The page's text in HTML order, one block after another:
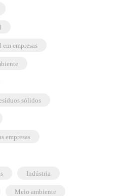
em empresas
sólidos
empresas
indústria
meio ambiente